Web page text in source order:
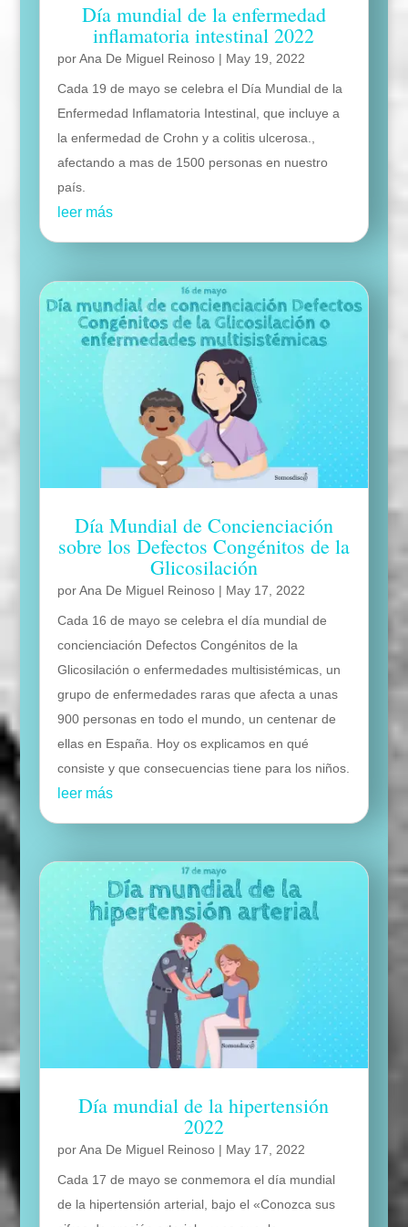
Día mundial de la enfermedad
inflamatoria intestinal 2022
porAna De Miguel Reinoso| May 19, 2022
Cada 19 de mayo se celebra el Día Mundial de la
Enfermedad Inflamatoria Intestinal, que incluye a
la enfermedad de Crohn y a colitis ulcerosa.,
afectando a mas de 1500 personas en nuestro
país.
leer más
Día Mundial de Concienciación
sobre los Defectos Congénitos de la
Glicosilación
porAna De Miguel Reinoso| May 17, 2022
Cada 16 de mayo se celebra el día mundial de
concienciación Defectos Congénitos de la
Glicosilación o enfermedades multisistémicas, un
grupo de enfermedades raras que afecta a unas
900 personas en todo el mundo, un centenar de
ellas en España. Hoy os explicamos en qué
consiste y que consecuencias tiene para los niños.
leer más
Día mundial de la hipertensión
2022
porAna De Miguel Reinoso| May 17, 2022
Cada 17 de mayo se conmemora el día mundial
de la hipertensión arterial, bajo el «Conozca sus